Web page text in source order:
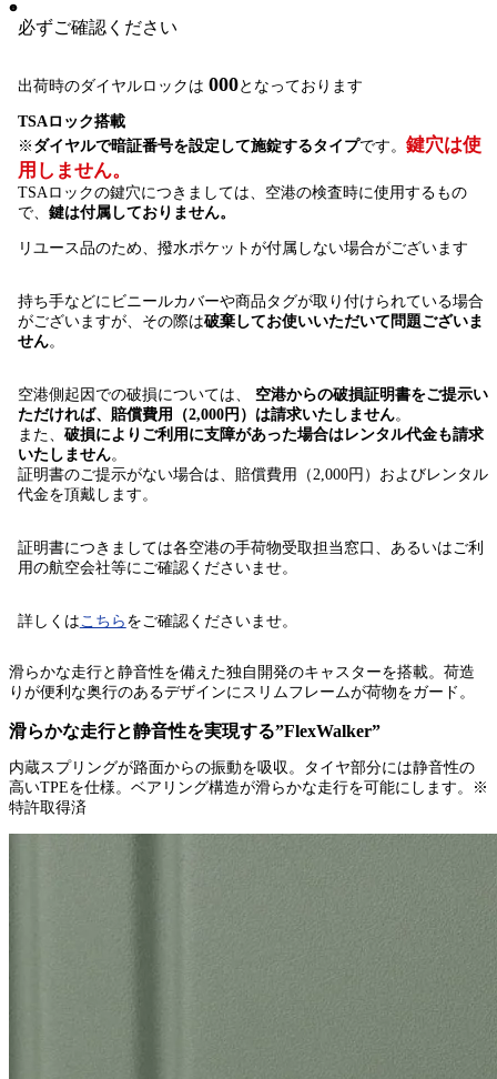
必ずご確認ください
出荷時のダイヤルロックは 000となっております
TSAロック搭載
※ ダイヤルで暗証番号を設定して施錠するタイプです。 鍵穴は使
用しません。
TSAロックの鍵穴につきましては、空港の検査時に使用するもの
で、 鍵は付属しておりません。
リユース品のため、撥水ポケットが付属しない場合がございます
持ち手などにビニールカバーや商品タグが取り付けられている場合
がございますが、その際は破棄してお使いいただいて問題ございま
せん。
空港側起因での破損については、 空港からの破損証明書をご提示い
ただければ、賠償費用（2,000円）は請求いたしません。
また、 破損によりご利用に支障があった場合はレンタル代金も請求
いたしません。
証明書のご提示がない場合は、賠償費用（2,000円）およびレンタル
代金を頂戴します。
証明書につきましては各空港の手荷物受取担当窓口、あるいはご利
用の航空会社等にご確認くださいませ。
詳しくは こちら をご確認くださいませ。
滑らかな走行と静音性を備えた独自開発のキャスターを搭載。荷造
りが便利な奥行のあるデザインにスリムフレームが荷物をガード。
滑らかな走行と静音性を実現する”FlexWalker”
内蔵スプリングが路面からの振動を吸収。タイヤ部分には静音性の
高いTPEを仕様。ベアリング構造が滑らかな走行を可能にします。※
特許取得済